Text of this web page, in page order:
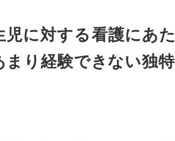
児に対する看護にあ
まり経験できない独